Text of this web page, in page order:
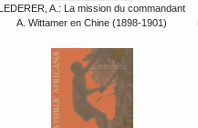
LEDERER, A.: La mission du commandant
A. Wittamer en Chine (1898-1901)